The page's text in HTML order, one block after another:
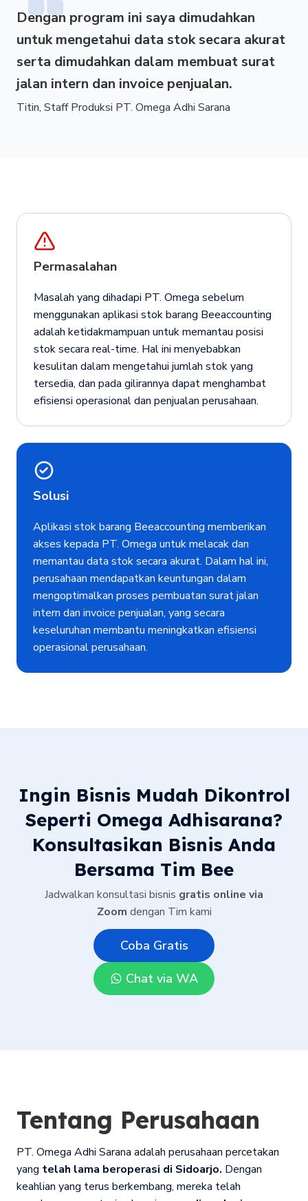
Dengan program ini saya dimudahkan
untuk mengetahui data stok secara akurat
serta dimudahkan dalam membuat surat
jalan intern dan invoice penjualan.
Titin, Staff Produksi PT. Omega Adhi Sarana
Permasalahan
Masalah yang dihadapi PT. Omega sebelum
menggunakan aplikasi stok barang Beeaccounting
adalah ketidakmampuan untuk memantau posisi
stok secara real-time. Hal ini menyebabkan
kesulitan dalam mengetahui jumlah stok yang
tersedia, dan pada gilirannya dapat menghambat
efisiensi operasional dan penjualan perusahaan.
Solusi
Aplikasi stok barang Beeaccounting memberikan
akses kepada PT. Omega untuk melacak dan
memantau data stok secara akurat. Dalam hal ini,
perusahaan mendapatkan keuntungan dalam
mengoptimalkan proses pembuatan surat jalan
intern dan invoice penjualan, yang secara
keseluruhan membantu meningkatkan efisiensi
operasional perusahaan.
Ingin Bisnis Mudah Dikontrol
Seperti Omega Adhisarana?
Konsultasikan Bisnis Anda
Bersama Tim Bee
Jadwalkan konsultasi bisnis gratis online via
Zoom dengan Tim kami
Coba Gratis
Chat via WA
Tentang Perusahaan
PT. Omega Adhi Sarana adalah perusahaan percetakan
yang telah lama beroperasi di Sidoarjo. Dengan
keahlian yang terus berkembang, mereka telah